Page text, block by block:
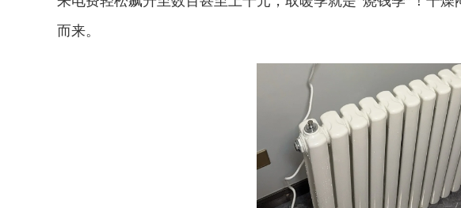
而来。